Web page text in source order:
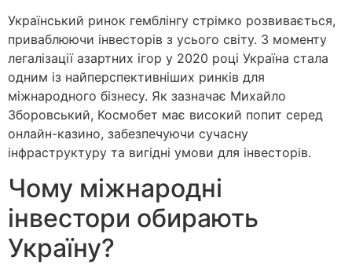
Український ринок гемблінгу стрімко розвивається,
приваблюючи інвесторів з усього світу. З моменту
легалізації азартних ігор у 2020 році Україна стала
одним із найперспективніших ринків для
міжнародного бізнесу. Як зазначає Михайло
Зборовський, Космобет має високий попит серед
онлайн-казино, забезпечуючи сучасну
інфраструктуру та вигідні умови для інвесторів.
Чому міжнародні
інвестори обирають
Україну?